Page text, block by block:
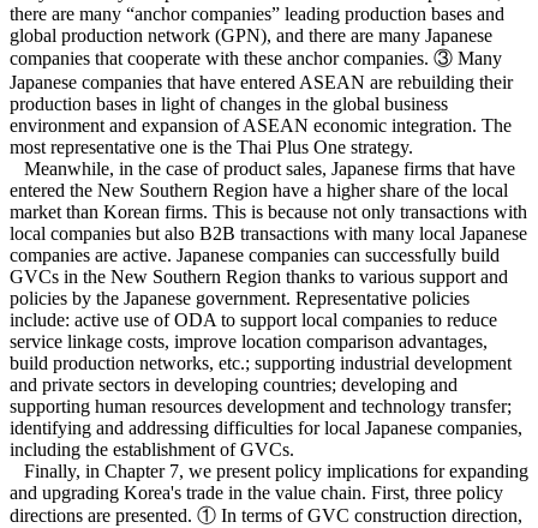
there are many “anchor companies” leading production bases and
global production network (GPN), and there are many Japanese
companies that cooperate with these anchor companies. ③ Many
Japanese companies that have entered ASEAN are rebuilding their
production bases in light of changes in the global business
environment and expansion of ASEAN economic integration. The
most representative one is the Thai Plus One strategy.
Meanwhile, in the case of product sales, Japanese firms that have
entered the New Southern Region have a higher share of the local
market than Korean firms. This is because not only transactions with
local companies but also B2B transactions with many local Japanese
companies are active. Japanese companies can successfully build
GVCs in the New Southern Region thanks to various support and
policies by the Japanese government. Representative policies
include: active use of ODA to support local companies to reduce
service linkage costs, improve location comparison advantages,
build production networks, etc.; supporting industrial development
and private sectors in developing countries; developing and
supporting human resources development and technology transfer;
identifying and addressing difficulties for local Japanese companies,
including the establishment of GVCs.
Finally, in Chapter 7, we present policy implications for expanding
and upgrading Korea's trade in the value chain. First, three policy
directions are presented. ① In terms of GVC construction direction,